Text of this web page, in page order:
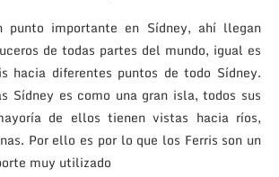
punto importante en Sídney, ahí llegan
de todas partes del mundo, igual es
hacia diferentes puntos de todo Sídney.
Sídney es como una gran isla, todos sus
de ellos tienen vistas hacia ríos,
Por ello es por lo que los Ferris son un
muy utilizado